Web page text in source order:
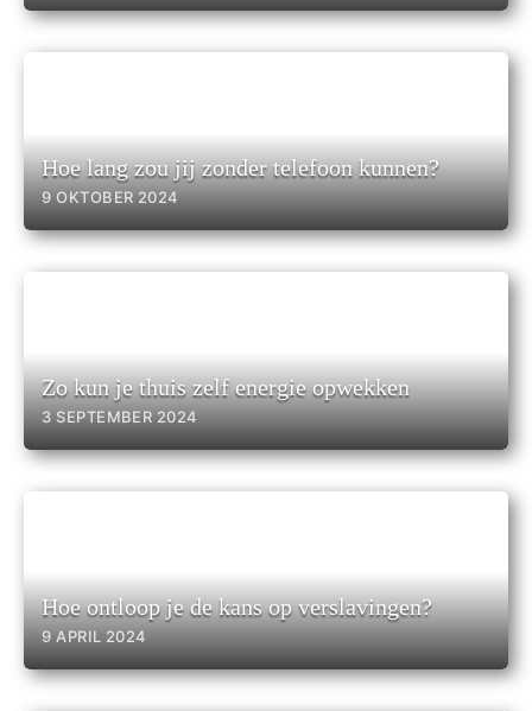
Hoe lang zou jij zonder telefoon kunnen?
9 OKTOBER 2024
Zo kun je thuis zelf energie opwekken
3 SEPTEMBER 2024
Hoe ontloop je de kans op verslavingen?
9 APRIL 2024